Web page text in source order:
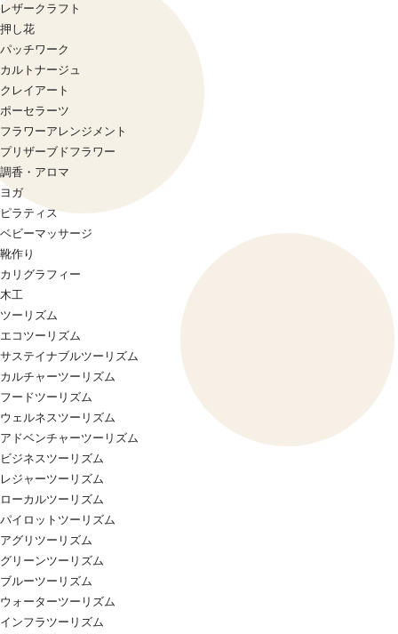
レザークラフト
押し花
パッチワーク
カルトナージュ
クレイアート
ポーセラーツ
フラワーアレンジメント
プリザーブドフラワー
調香・アロマ
ヨガ
ピラティス
ベビーマッサージ
靴作り
カリグラフィー
木工
ツーリズム
エコツーリズム
サステイナブルツーリズム
カルチャーツーリズム
フードツーリズム
ウェルネスツーリズム
アドベンチャーツーリズム
ビジネスツーリズム
レジャーツーリズム
ローカルツーリズム
パイロットツーリズム
アグリツーリズム
グリーンツーリズム
ブルーツーリズム
ウォーターツーリズム
インフラツーリズム